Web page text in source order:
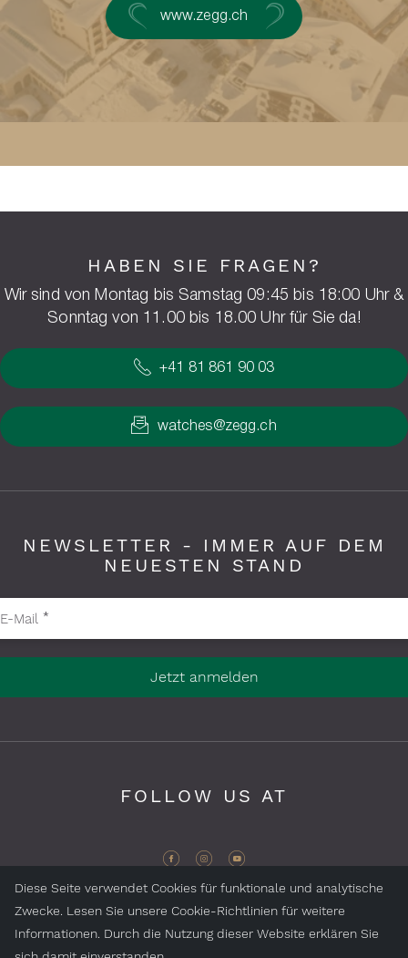
www.zegg.ch
HABEN SIE FRAGEN?
Wir sind von Montag bis Samstag 09:45 bis 18:00 Uhr &
Sonntag von 11.00 bis 18.00 Uhr für Sie da!
+41 81 861 90 03
watches@zegg.ch
NEWSLETTER - IMMER AUF DEM
NEUESTEN STAND
bitte ausfüllen
E-Mail *
Jetzt anmelden
FOLLOW US AT
Diese Seite verwendet Cookies für funktionale und analytische
Zwecke. Lesen Sie unsere Cookie-Richtlinien für weitere
Informationen. Durch die Nutzung dieser Website erklären Sie